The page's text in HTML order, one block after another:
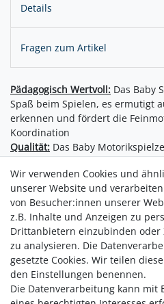
Details
Fragen zum Artikel
Pädagogisch Wertvoll: Das Baby
Spaß beim Spielen, es ermutigt
erkennen und fördert die
Koordination
Qualität: Das Baby
Holz gefertigt und sorgfältig
und sorgenfreien Spaß der
Modernes Design:Das niedliche
sanften, modernen Farben
gleichermaßen. Ein stylischer
Jungen
Wir verwenden Cookies und
unserer Website und
von Besucher:innen unserer
z.B. Inhalte und Anzeigen zu
Drittanbietern einzubinden oder
zu analysieren. Die
gesetzte Cookies. Wir teilen
den Einstellungen benennen.
Die Datenverarbeitung kann mit